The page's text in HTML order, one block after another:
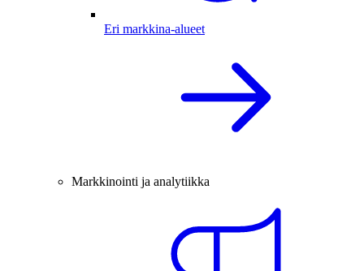
Eri markkina-alueet
Markkinointi ja analytiikka